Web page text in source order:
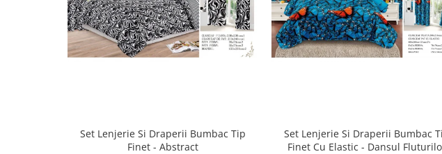
Set Lenjerie Si Draperii Bumbac Tip
Finet - Abstract
Set Lenjerie Si Draperii Bumbac
Finet Cu Elastic - Dansul